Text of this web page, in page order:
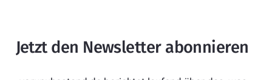
Jetzt den Newsletter abonnieren